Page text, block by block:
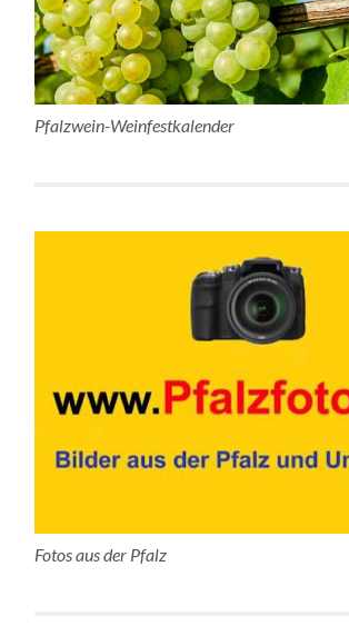
Pfalzwein-Weinfestkalender
Fotos aus der Pfalz